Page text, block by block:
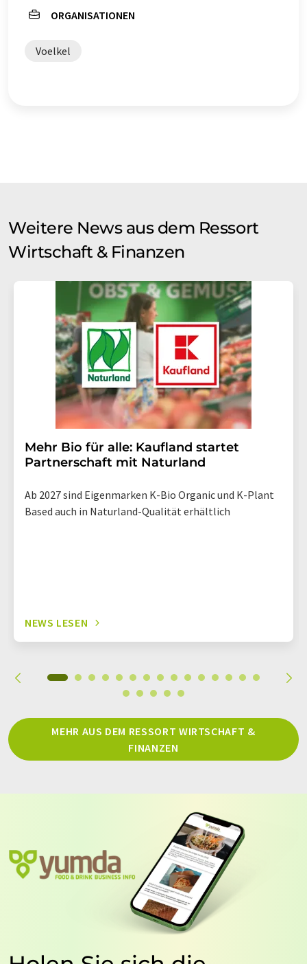
ORGANISATIONEN
Voelkel
Weitere News aus dem Ressort
Wirtschaft & Finanzen
Mehr Bio für alle: Kaufland startet
Partnerschaft mit Naturland
Ab 2027 sind Eigenmarken K-Bio Organic und K-Plant
Based auch in Naturland-Qualität erhältlich
NEWS LESEN
MEHR AUS DEM RESSORT WIRTSCHAFT &
FINANZEN